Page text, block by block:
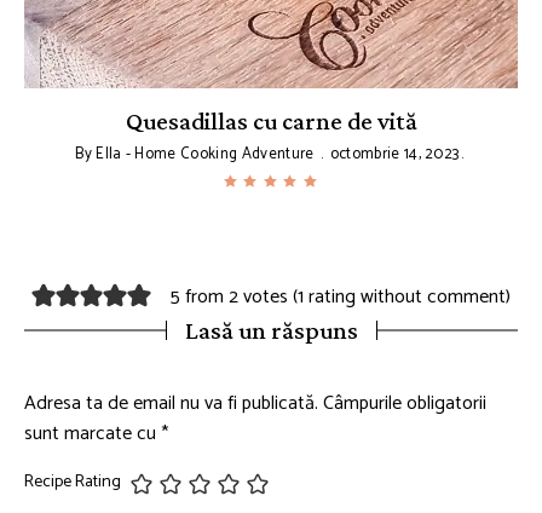
Quesadillas cu carne de vită
ByElla - Home Cooking Adventure octombrie 14, 2023
5 from 2 votes (1 rating without comment)
Lasă un răspuns
Adresa ta de email nu va fi publicată.Câmpurile obligatorii
sunt marcate cu*
Recipe Rating